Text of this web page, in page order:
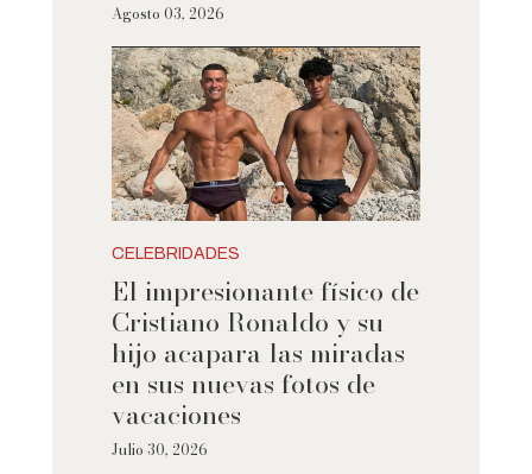
Agosto 03, 2026
CELEBRIDADES
El impresionante físico de
Cristiano Ronaldo y su
hijo acapara las miradas
en sus nuevas fotos de
vacaciones
Julio 30, 2026